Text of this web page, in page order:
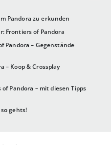
Pandora zu erkunden
Frontiers of Pandora
Pandora – Gegenstände
– Koop & Crossplay
Pandora – mit diesen Tipps
gehts!